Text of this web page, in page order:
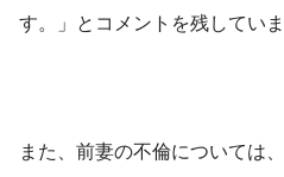
す。」とコメントを残していま
また、前妻の不倫については